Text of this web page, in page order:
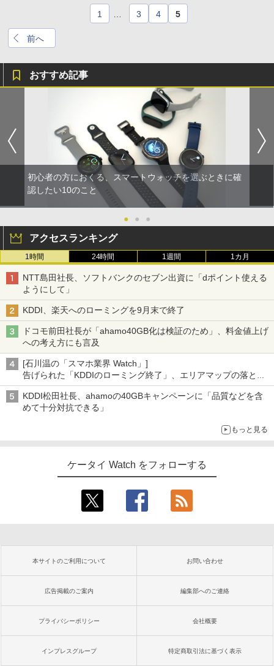
前へ
1 3 4 5
おすすめ記事
初心者の方におくる、スマートウォッチを選ぶときに確
認したい10のこと
● ● ●
アクセスランキング
1時間 24時間 1週間 1カ月
NTT島田社長、ソフトバンクのセブン出資に「dポイント使える
ようにして」
KDDI、楽天へのローミングを9月末で終了
ドコモ前田社長が「ahamo40GB化は検証のため」、料金値上げ
への考え方にも言及
[石川温の「スマホ業界 Watch」]
告げられた「KDDIのローミング終了」、エリアマップの落とし
穴と楽天モバイルの課題
KDDI松田社長、ahamoの40GBキャンペーンに「品質などを含
めて十分対抗できる」
もっと見る
ケータイ Watch をフォローする
本サイトのご利用について お問い合わせ
広告掲載のご案内 編集部へのご連絡
プライバシーポリシー 会社概要
インプレスグループ 特定商取引法に基づく表示